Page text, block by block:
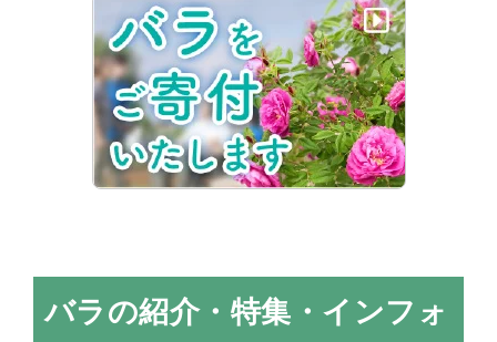
バラの紹介・特集・インフォ